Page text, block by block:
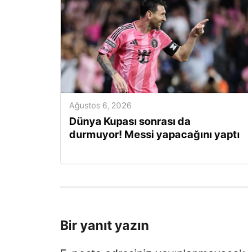
Ağustos 6, 2026
Dünya Kupası sonrası da
durmuyor! Messi yapacağını yaptı
Bir yanıt yazın